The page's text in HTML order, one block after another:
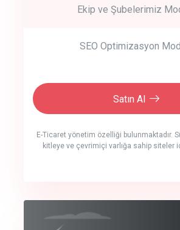
Ekip ve Şubelerimiz
SEO Optimizasyon
Satın Al
E-Ticaret yönetim özelliği bulunmaktadır.
kitleye ve çevrimiçi varlığa sahip siteler
crm auto cync